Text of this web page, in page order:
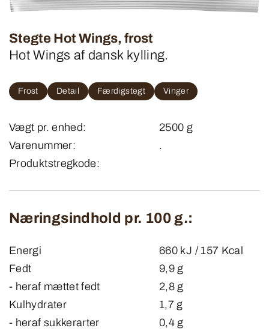
Stegte Hot Wings, frost
Hot Wings af dansk kylling.
Frost Detail Færdigstegt Vinger
Vægt pr. enhed:
2500 g
Varenummer:
.
Produktstregkode:
Næringsindhold pr. 100 g.:
Energi
660 kJ / 157 Kcal
Fedt
9,9 g
- heraf mættet fedt
2,8 g
Kulhydrater
1,7 g
- heraf sukkerarter
0,4 g